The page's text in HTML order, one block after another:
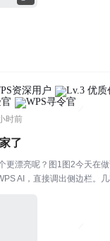
时前
了
更漂亮呢？图1图2今天在
AI，直接调出侧边栏。